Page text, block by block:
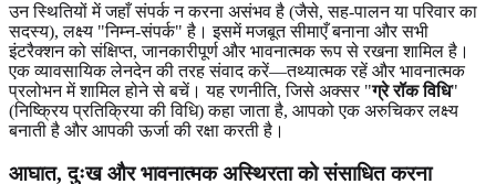
उन स्थितियों में जहाँ संपर्क न करना असंभव है (जैसे, सह-पालन या परिवार का
सदस्य), लक्ष्य "निम्न-संपर्क" है। इसमें मजबूत सीमाएँ बनाना और सभी
इंटरैक्शन को संक्षिप्त, जानकारीपूर्ण और भावनात्मक रूप से रखना शामिल है।
एक व्यावसायिक लेनदेन की तरह संवाद करें—तथ्यात्मक रहें और भावनात्मक
प्रलोभन में शामिल होने से बचें। यह रणनीति, जिसे अक्सर "ग्रे रॉक विधि"
(निष्क्रिय प्रतिक्रिया की विधि) कहा जाता है, आपको एक अरुचिकर लक्ष्य
बनाती है और आपकी ऊर्जा की रक्षा करती है।
आघात, दुःख और भावनात्मक अस्थिरता को संसाधित करना